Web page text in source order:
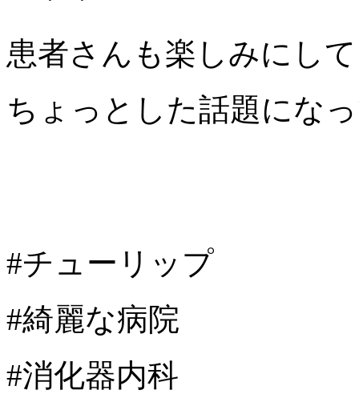
患者さんも楽しみにし
ちょっとした話題にな
#チューリップ
#綺麗な病院
#消化器内科